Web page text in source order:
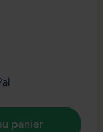
la quantité
panier